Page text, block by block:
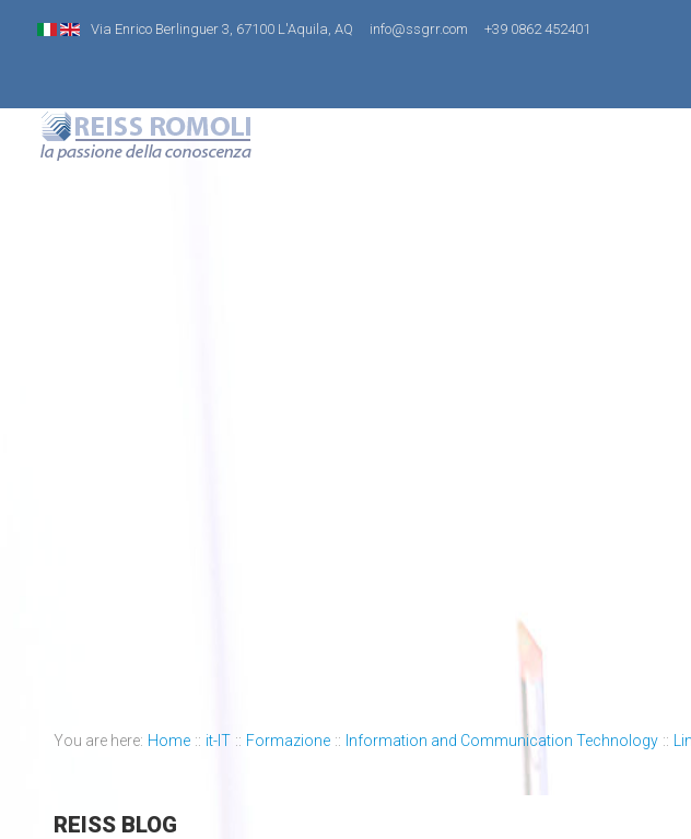
Via Enrico Berlinguer 3, 67100 L'Aquila, AQ info@ssgrr.com +39 0862 452401
You are here: Home :: it-IT :: Formazione :: Information and Communication Technology ::
REISSBLOG